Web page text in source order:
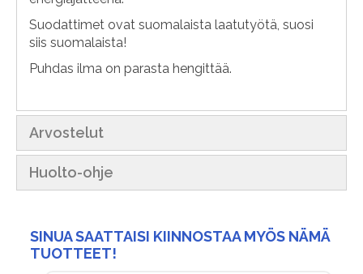
Suodattimet ovat suomalaista laatutyötä, suosi
siis suomalaista!
Puhdas ilma on parasta hengittää.
Arvostelut
Huolto-ohje
SINUA SAATTAISI KIINNOSTAA MYÖS NÄMÄ
TUOTTEET!